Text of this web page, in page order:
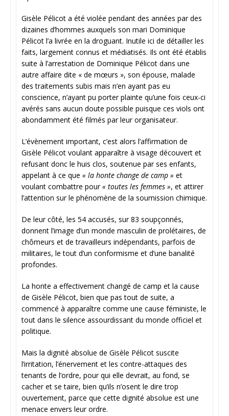
Gisèle Pélicot a été violée pendant des années par des
dizaines d’hommes auxquels son mari Dominique
Pélicot l’a livrée en la droguant. Inutile ici de détailler les
faits, largement connus et médiatisés. Ils ont été établis
suite à l’arrestation de Dominique Pélicot dans une
autre affaire dite « de mœurs », son épouse, malade
des traitements subis mais n’en ayant pas eu
conscience, n’ayant pu porter plainte qu’une fois ceux-ci
avérés sans aucun doute possible puisque ces viols ont
abondamment été filmés par leur organisateur.
L’évènement important, c’est alors l’affirmation de
Gisèle Pélicot voulant apparaître à visage découvert et
refusant donc le huis clos, soutenue par ses enfants,
appelant à ce que « la honte change de camp » et
voulant combattre pour« toutes les femmes », et attirer
l’attention sur le phénomène de la soumission chimique.
De leur côté, les 54 accusés, sur 83 soupçonnés,
donnent l’image d’un monde masculin de prolétaires, de
chômeurs et de travailleurs indépendants, parfois de
militaires, le tout d’un conformisme et d’une banalité
profondes.
La honte a effectivement changé de camp et la cause
de Gisèle Pélicot, bien que pas tout de suite, a
commencé à apparaître comme une cause féministe, le
tout dans le silence assourdissant du monde officiel et
politique.
Mais la dignité absolue de Gisèle Pélicot suscite
l’irritation, l’énervement et les contre-attaques des
tenants de l’ordre, pour qui elle devrait, au fond, se
cacher et se taire, bien qu’ils n’osent le dire trop
ouvertement, parce que cette dignité absolue est une
menace envers leur ordre.